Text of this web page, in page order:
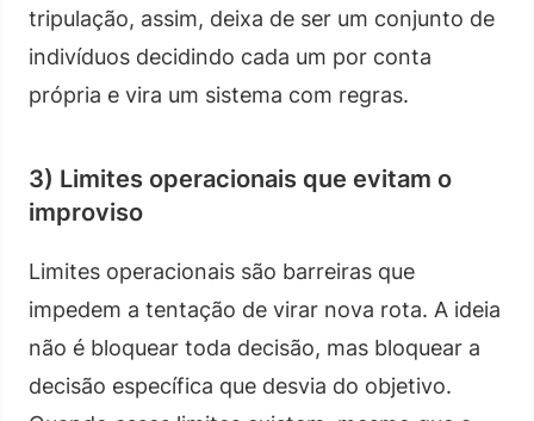
tripulação, assim, deixa de ser um conjunto de
indivíduos decidindo cada um por conta
própria e vira um sistema com regras.
3) Limites operacionais que evitam o
improviso
Limites operacionais são barreiras que
impedem a tentação de virar nova rota. A ideia
não é bloquear toda decisão, mas bloquear a
decisão específica que desvia do objetivo.